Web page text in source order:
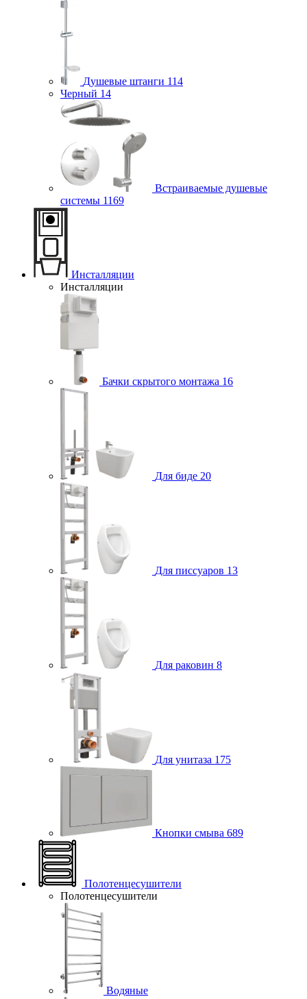
Душевые штанги 114
Черный 14
Встраиваемые душевые
системы 1169
Инсталляции
Инсталляции
Бачки скрытого монтажа 16
Для биде 20
Для писсуаров 13
Для раковин 8
Для унитаза 175
Кнопки смыва 689
Полотенцесушители
Полотенцесушители
Водяные